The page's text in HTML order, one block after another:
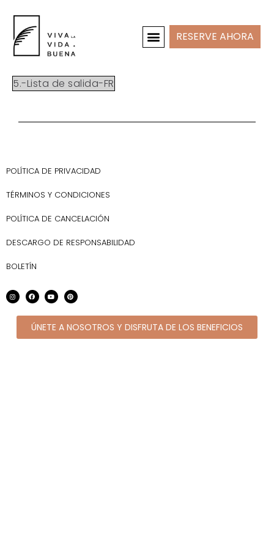
RESERVE AHORA
5.-Lista de salida-FR
POLÍTICA DE PRIVACIDAD
TÉRMINOS Y CONDICIONES
POLÍTICA DE CANCELACIÓN
DESCARGO DE RESPONSABILIDAD
BOLETÍN
ÚNETE A NOSOTROS Y DISFRUTA DE LOS BENEFICIOS